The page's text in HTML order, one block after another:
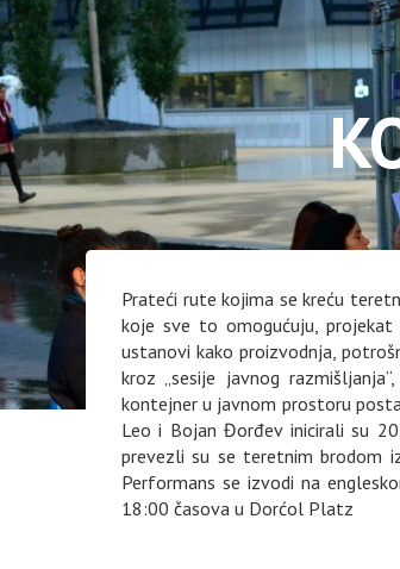
Prateći rute kojima se kreću
koje sve to omogućuju,
ustanovi kako proizvodnja,
kroz „sesije javnog
kontejner u javnom prostoru
Leo i Bojan Đorđev inicirali su
prevezli su se teretnim brodom
Performans se izvodi na
18:00 časova u Dorćol Platz